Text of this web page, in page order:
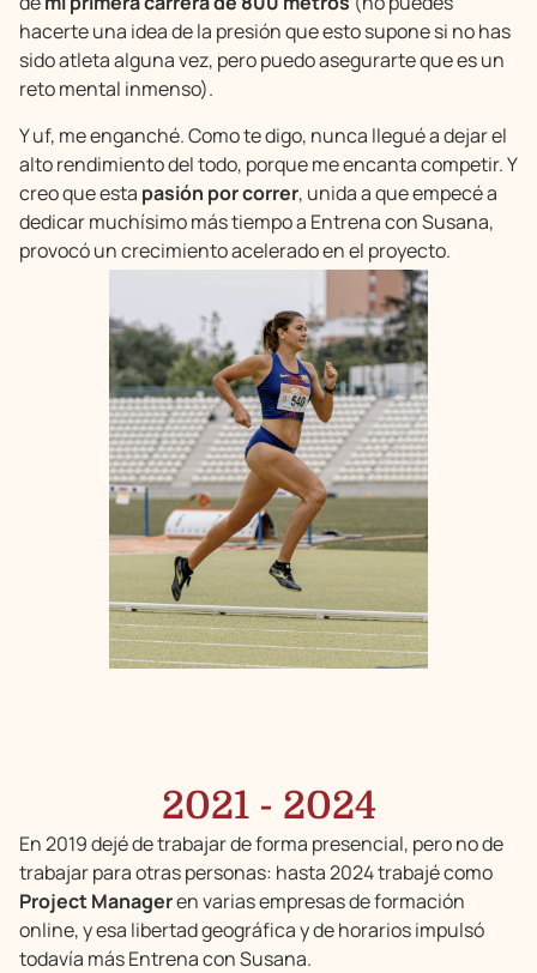
hacerte una idea de la presión que esto supone si no has
sido atleta alguna vez, pero puedo asegurarte que es un
reto mental inmenso).
Y uf, me enganché. Como te digo, nunca llegué a dejar el
alto rendimiento del todo, porque me encanta competir. Y
creo que esta pasión por correr, unida a que empecé a
dedicar muchísimo más tiempo a Entrena con Susana,
provocó un crecimiento acelerado en el proyecto.
2021 - 2024
En 2019 dejé de trabajar de forma presencial, pero no de
trabajar para otras personas: hasta 2024 trabajé como
Project Manageren varias empresas de formación
online, y esa libertad geográfica y de horarios impulsó
todavía más Entrena con Susana.